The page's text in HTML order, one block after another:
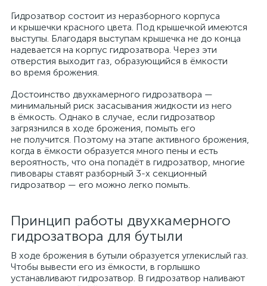
Гидрозатвор состоит из неразборного корпуса
и крышечки красного цвета. Под крышечкой имеются
выступы. Благодаря выступам крышечка не до конца
надевается на корпус гидрозатвора. Через эти
отверстия выходит газ, образующийся в ёмкости
во время брожения.
Достоинство двухкамерного гидрозатвора —
минимальный риск засасывания жидкости из него
в ёмкость. Однако в случае, если гидрозатвор
загрязнился в ходе брожения, помыть его
не получится. Поэтому на этапе активного брожения,
когда в ёмкости образуется много пены и есть
вероятность, что она попадёт в гидрозатвор, многие
пивовары ставят разборный 3-х секционный
гидрозатвор — его можно легко помыть.
Принцип работы двухкамерного
гидрозатвора для бутыли
В ходе брожения в бутыли образуется углекислый газ.
Чтобы вывести его из ёмкости, в горлышко
устанавливают гидрозатвор. В гидрозатвор наливают